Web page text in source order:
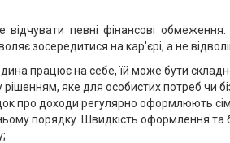
певні фінансові
зосередитися на кар'єрі, а не
працює на себе, їй може бути
яке для особистих потреб чи
про доходи регулярно оформлюють
порядку. Швидкість оформлення та